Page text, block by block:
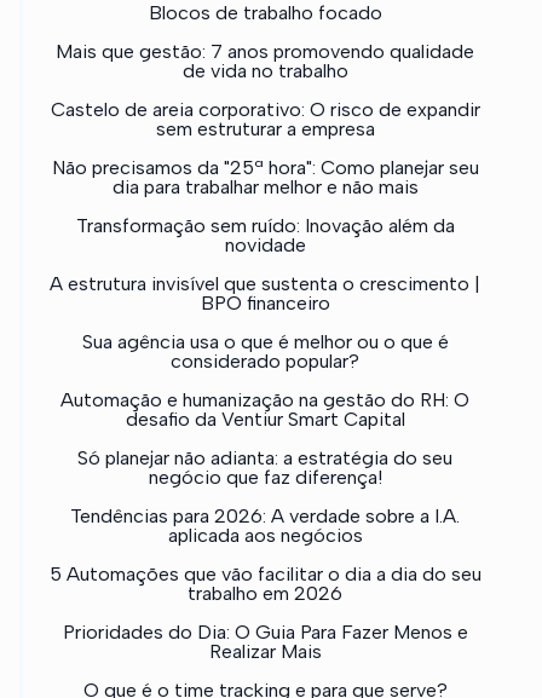
Blocos de trabalho focado
Mais que gestão: 7 anos promovendo qualidade
de vida no trabalho
Castelo de areia corporativo: O risco de expandir
sem estruturar a empresa
Não precisamos da "25ª hora": Como planejar seu
dia para trabalhar melhor e não mais
Transformação sem ruído: Inovação além da
novidade
A estrutura invisível que sustenta o crescimento |
BPO financeiro
Sua agência usa o que é melhor ou o que é
considerado popular?
Automação e humanização na gestão do RH: O
desafio da Ventiur Smart Capital
Só planejar não adianta: a estratégia do seu
negócio que faz diferença!
Tendências para 2026: A verdade sobre a I.A.
aplicada aos negócios
5 Automações que vão facilitar o dia a dia do seu
trabalho em 2026
Prioridades do Dia: O Guia Para Fazer Menos e
Realizar Mais
O que é o time tracking e para que serve?